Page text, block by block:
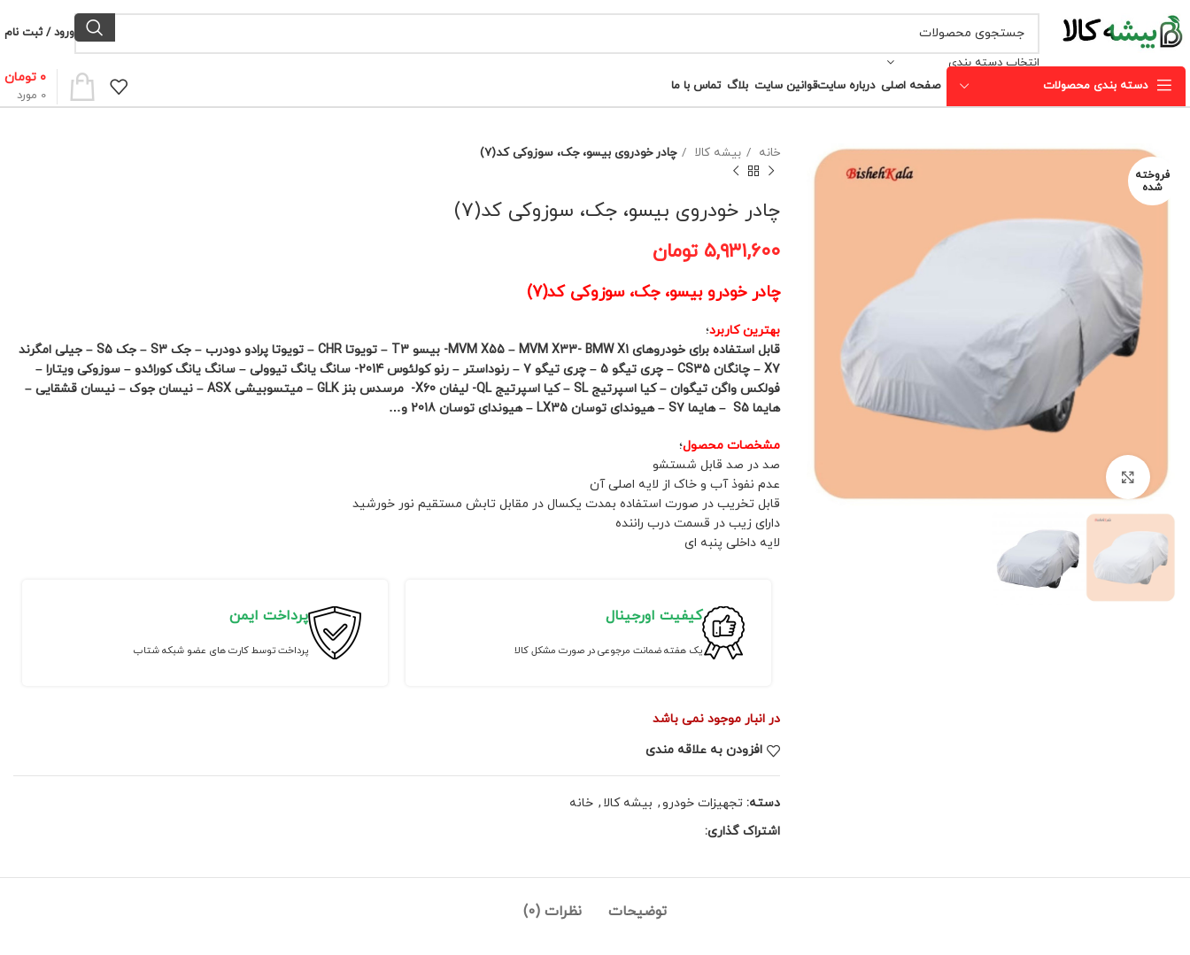
انتخاب دسته بندی
ورود / ثبت نام
دسته بندی محصولات صفحه اصلی درباره سایتقوانین سایت بلاگ تماس با ما
0 مورد
۰ تومان
فروخته
شده
خانه بیشه کالا چادر خودروی بیسو، جک، سوزوکی کد(7)
چادر خودروی بیسو، جک، سوزوکی کد(7)
۵,۹۳۱,۶۰۰ تومان
چادر خودرو بیسو، جک، سوزوکی کد(7)
بهترین کاربرد؛
قابل استفاده برای خودروهای MVM X55 – MVM X33- BMW X1- بیسو T3 – تویوتا CHR – تویوتا پرادو دودرب – جک S3 – جک S5 – جیلی امگرند
X7 – چانگان CS35 – چری تیگو 5 – چری تیگو 7 – رنوداستر – رنو کولئوس 2014- سانگ یانگ تیوولی – سانگ یانگ کورائدو – سوزوکی ویتارا –
فولکس واگن تیگوان – کیا اسپرتیج SL – کیا اسپرتیج QL- لیفان X60- مرسدس بنز GLK – میتسوبیشی ASX – نیسان جوک – نیسان قشقایی –
هایما S5 – هایما S7 – هیوندای توسان LX35 – هیوندای توسان 2018 و…
مشخصات محصول؛
صد در صد قابل شستشو
عدم نفوذ آب و خاک از لایه اصلی آن
قابل تخریب در صورت استفاده بمدت یکسال در مقابل تابش مستقیم نور خورشید
دارای زیب در قسمت درب راننده
لایه داخلی پنبه ای
کیفیت اورجینال
یک هفته ضمانت مرجوعی در صورت مشکل کالا
پرداخت ایمن
پرداخت توسط کارت های عضو شبکه شتاب
در انبار موجود نمی باشد
افزودن به علاقه مندی
دسته: تجهیزات خودرو, بیشه کالا , خانه
اشتراک گذاری:
توضیحات نظرات (0)